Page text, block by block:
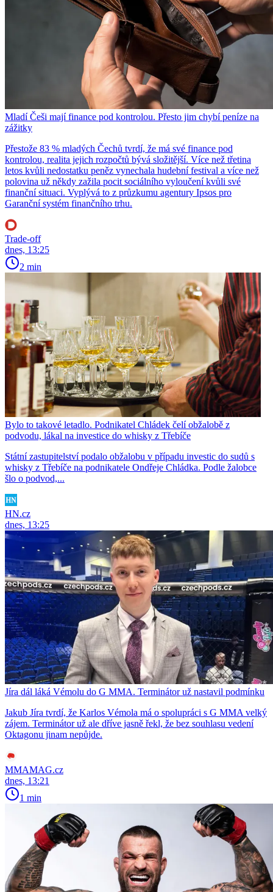
Mladí Češi mají finance pod kontrolou. Přesto jim chybí peníze na
zážitky
Přestože 83 % mladých Čechů tvrdí, že má své finance pod
kontrolou, realita jejich rozpočtů bývá složitější. Více než třetina
letos kvůli nedostatku peněz vynechala hudební festival a více než
polovina už někdy zažila pocit sociálního vyloučení kvůli své
finanční situaci. Vyplývá to z průzkumu agentury Ipsos pro
Garanční systém finančního trhu.
Trade-off
dnes, 13:25
2 min
Bylo to takové letadlo. Podnikatel Chládek čelí obžalobě z
podvodu, lákal na investice do whisky z Třebíče
Státní zastupitelství podalo obžalobu v případu investic do sudů s
whisky z Třebíče na podnikatele Ondřeje Chládka. Podle žalobce
šlo o podvod,...
HN.cz
dnes, 13:25
Jíra dál láká Vémolu do G MMA. Terminátor už nastavil podmínku
Jakub Jíra tvrdí, že Karlos Vémola má o spolupráci s G MMA velký
zájem. Terminátor už ale dříve jasně řekl, že bez souhlasu vedení
Oktagonu jinam nepůjde.
MMAMAG.cz
dnes, 13:21
1 min